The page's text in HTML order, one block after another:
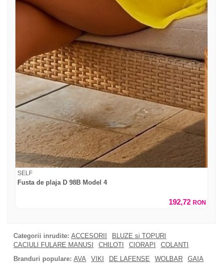
SELF
Fusta de plaja D 98B Model 4
192,72 RON
Categorii inrudite: ACCESORII
BLUZE si TOPURI
CACIULI FULARE MANUSI
CHILOTI CIORAPI
COLANTI
Branduri populare: AVA VIKI DE LAFENSE WOLBAR
GAIA